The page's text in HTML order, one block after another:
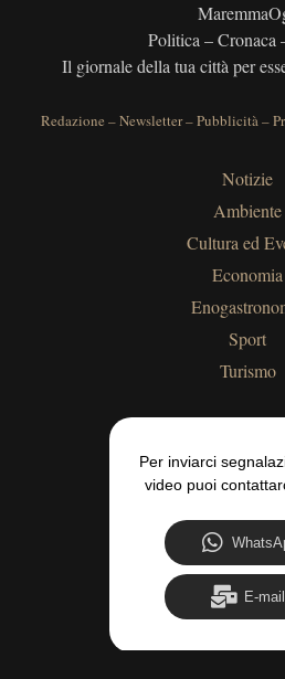
Politica – Cronaca
Il giornale della tua città per
Redazione –Newsletter–Pubblicità–
Notizie
Ambiente
Cultura ed
Economia
Sport
Turismo
Per inviarci
video puoi
E-mail